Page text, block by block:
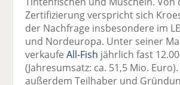
Zertifizierung verspricht sich
der Nachfrage insbesondere im
und Nordeuropa. Unter seiner
verkaufeAll-Fish jährlich fast
(Jahresumsatz: ca. 51,5 Mio.
außerdem Teilhaber und